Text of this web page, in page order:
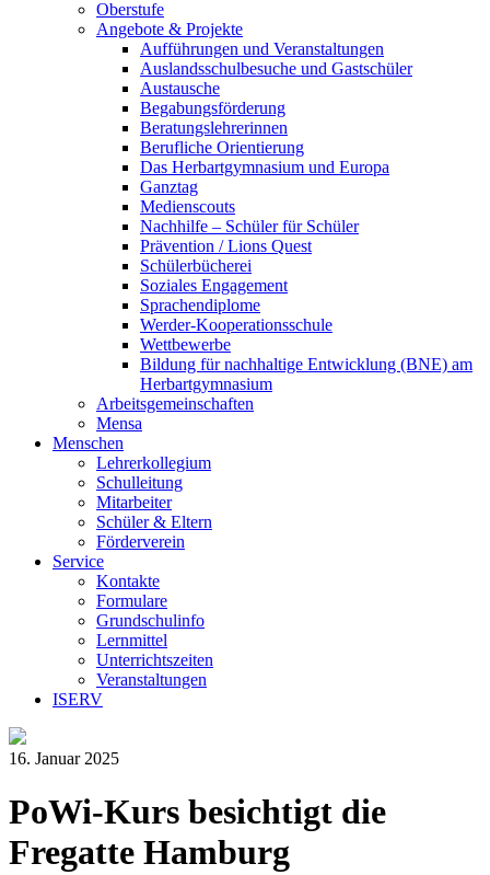
Oberstufe
Angebote & Projekte
Aufführungen und Veranstaltungen
Auslandsschulbesuche und Gastschüler
Austausche
Begabungsförderung
Beratungslehrerinnen
Berufliche Orientierung
Das Herbartgymnasium und Europa
Ganztag
Medienscouts
Nachhilfe – Schüler für Schüler
Prävention / Lions Quest
Schülerbücherei
Soziales Engagement
Sprachendiplome
Werder-Kooperationsschule
Wettbewerbe
Bildung für nachhaltige Entwicklung (BNE) am
Herbartgymnasium
Arbeitsgemeinschaften
Mensa
Menschen
Lehrerkollegium
Schulleitung
Mitarbeiter
Schüler & Eltern
Förderverein
Service
Kontakte
Formulare
Grundschulinfo
Lernmittel
Unterrichtszeiten
Veranstaltungen
ISERV
16. Januar 2025
PoWi-Kurs besichtigt die
Fregatte Hamburg